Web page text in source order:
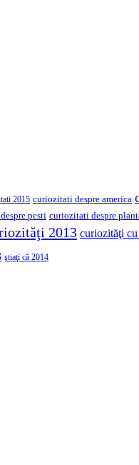
2015 curiozitati despre america
pesti curiozitati despre
2013 curiozităţi
ştiaţi că 2014